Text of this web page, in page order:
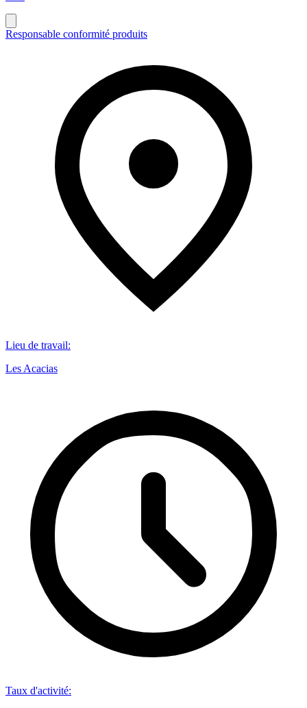
Responsable conformité produits
Lieu de travail:
Les Acacias
Taux d'activité: